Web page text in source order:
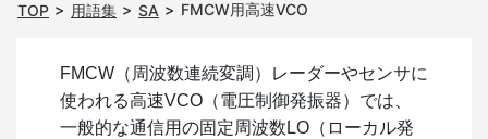
TOP 用語集 SA FMCW用高速VCO
FMCW（周波数連続変調）レーダーやセンサに
使われる高速VCO（電圧制御発振器）では、
一般的な通信用の固定周波数LO（ローカル発